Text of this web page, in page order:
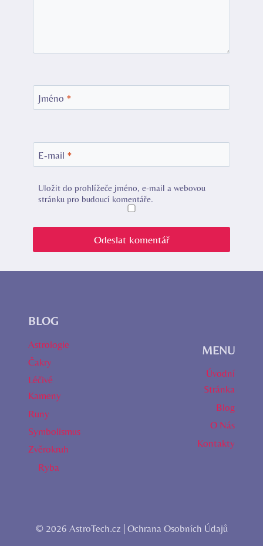
Jméno *
E-mail *
Uložit do prohlížeče jméno, e-mail a webovou
stránku pro budoucí komentáře.
BLOG
Astrologie
Čakry
Léčivé
Kameny
Runy
Symbolismus
Zvěrokruh
Ryba
MENU
Úvodní
Stránka
Blog
O Nás
Kontakty
© 2026 AstroTech.cz | Ochrana Osobních Údajů